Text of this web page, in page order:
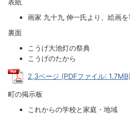
画家 九十九 伸一氏より、絵画を
裏面
こうげ大池灯の祭典
こうげのたから
2,3ページ (PDFファイル: 1.7MB)
町の掲示板
これからの学校と家庭・地域